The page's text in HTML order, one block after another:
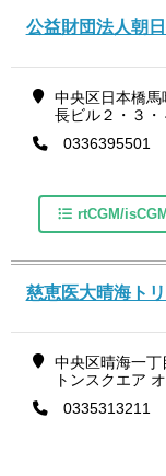
公益財団法人朝
中央区日本橋
長ビル２・３・
0336395501
rtCGM/
慈恵医大晴海ト
中央区晴海一丁
トンスクエア
0335313211